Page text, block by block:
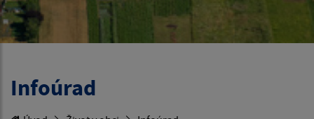
Infoúrad